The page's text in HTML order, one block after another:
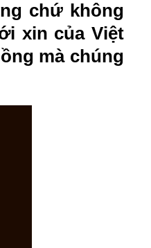
chứ không
xin của Việt
mà chúng